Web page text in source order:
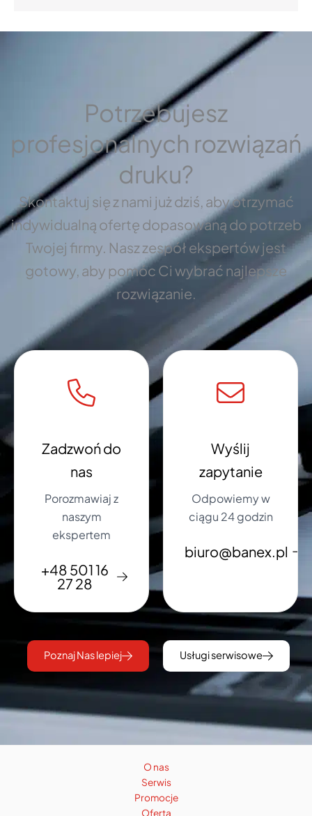
Potrzebujesz
profesjonalnych rozwiązań
druku?
Skontaktuj się z nami już dziś, aby otrzymać
indywidualną ofertę dopasowaną do potrzeb
Twojej firmy. Nasz zespół ekspertów jest
gotowy, aby pomóc Ci wybrać najlepsze
rozwiązanie.
Zadzwoń do
nas
Porozmawiaj z
naszym
ekspertem
+48 501 16
27 28
Wyślij
zapytanie
Odpowiemy w
ciągu 24 godzin
biuro@banex.pl
Poznaj Nas lepiej Usługi serwisowe
O nas
Serwis
Promocje
Oferta